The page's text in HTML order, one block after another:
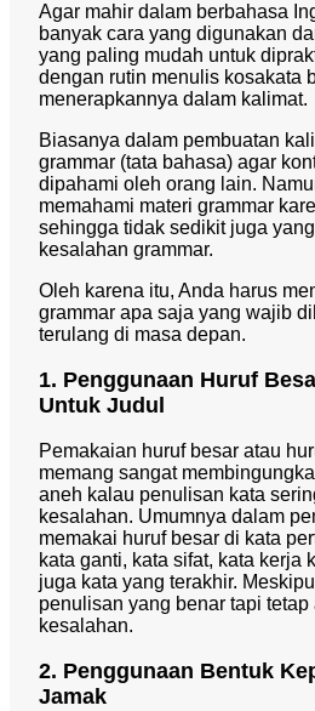
Agar mahir dalam berbahasa
banyak cara yang digunakan
yang paling mudah untuk
dengan rutin menulis kosakata
menerapkannya dalam kalimat.
Biasanya dalam pembuatan
grammar (tata bahasa) agar
dipahami oleh orang lain.
memahami materi grammar
sehingga tidak sedikit juga
kesalahan grammar.
Oleh karena itu, Anda harus
grammar apa saja yang wajib
terulang di masa depan.
1. Penggunaan Huruf
Untuk Judul
Pemakaian huruf besar atau
memang sangat
aneh kalau penulisan kata
kesalahan. Umumnya dalam
memakai huruf besar di kata
kata ganti, kata sifat, kata kerja
juga kata yang terakhir.
penulisan yang benar tapi
kesalahan.
2. Penggunaan Bentuk
Jamak